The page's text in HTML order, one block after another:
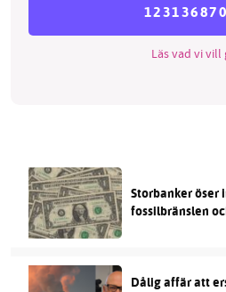
Läs vad vi vill
Storbanker öser
fossilbränslen
Dålig affär att